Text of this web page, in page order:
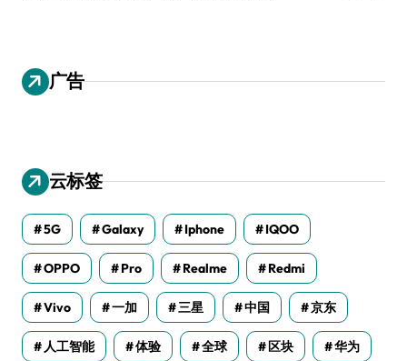
广告
云标签
5G Galaxy Iphone IQOO
OPPO Pro Realme Redmi
Vivo 一加 三星 中国 京东
人工智能 体验 全球 区块 华为